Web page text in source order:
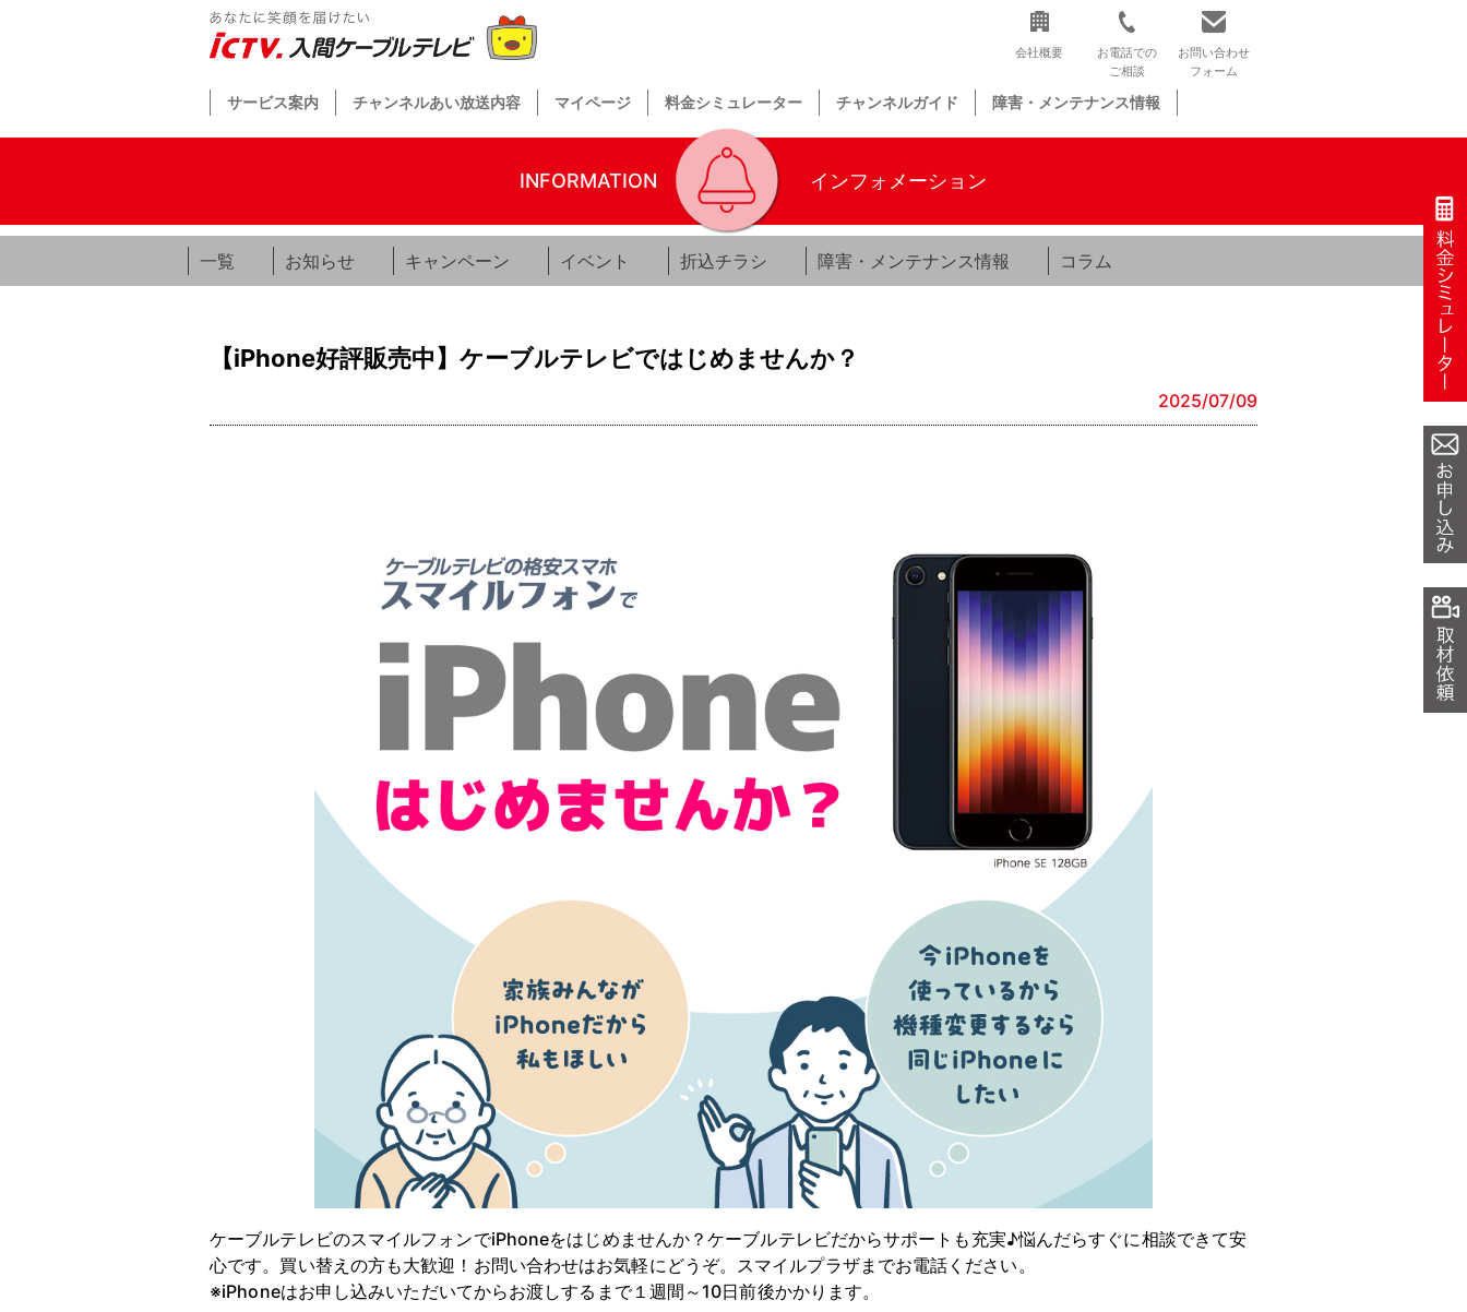
会社概要
お電話での
ご相談
お問い合わせ
フォーム
サービス案内 チャンネルあい放送内容 マイページ 料金シミュレーター チャンネルガイド 障害・メンテナンス情報
INFORMATION インフォメーション
一覧 お知らせ キャンペーン イベント 折込チラシ 障害・メンテナンス情報 コラム
【iPhone好評販売中】ケーブルテレビではじめませんか？
2025/07/09
ケーブルテレビのスマイルフォンでiPhoneをはじめませんか？ケーブルテレビだからサポートも充実♪悩んだらすぐに相談できて安
心です。買い替えの方も大歓迎！お問い合わせはお気軽にどうぞ。スマイルプラザまでお電話ください。
※iPhoneはお申し込みいただいてからお渡しするまで１週間～10日前後かかります。